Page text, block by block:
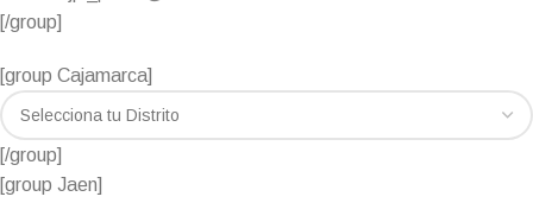
[/group]
[group Cajamarca]
[/group]
[group Jaen]